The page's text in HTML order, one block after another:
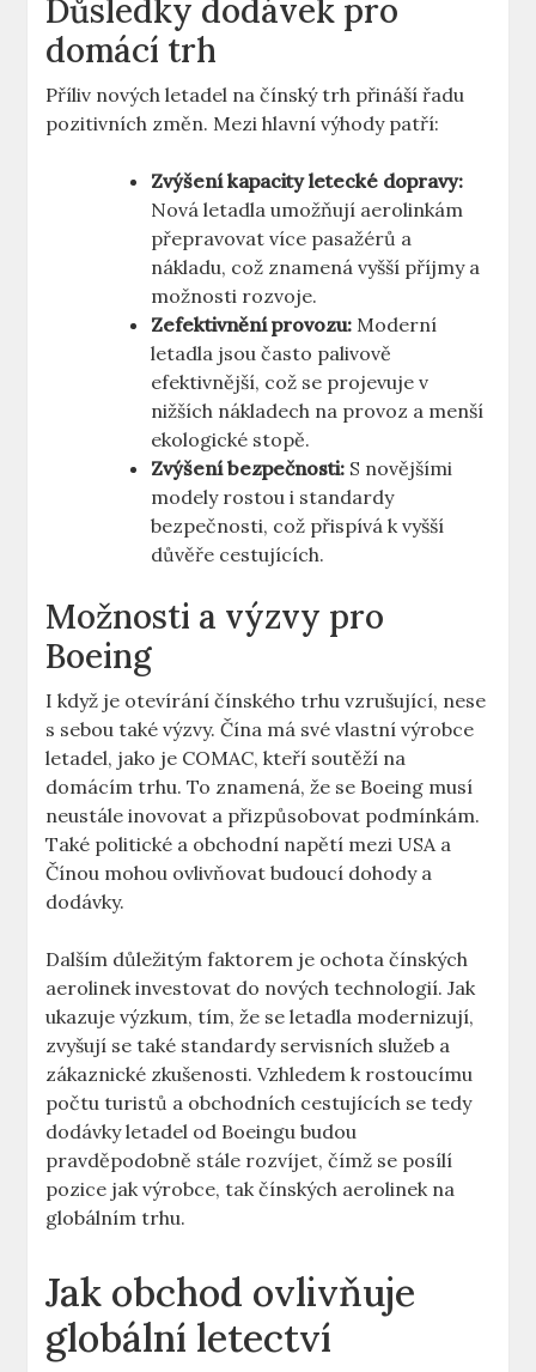
Důsledky dodávek ​pro ​
domácí trh
Příliv ⁢nových letadel na čínský trh‌ přináší řadu​
pozitivních změn.⁤ Mezi hlavní výhody patří:
Zvýšení kapacity letecké dopravy:
Nová letadla umožňují aerolinkám
přepravovat ‍více pasažérů a ​
nákladu, což ‌znamená ⁣vyšší příjmy a
‌možnosti rozvoje.
Zefektivnění ​provozu: Moderní
letadla jsou často ⁤palivově
efektivnější, což se projevuje‍ v
nižších nákladech na provoz a menší
ekologické stopě.
Zvýšení bezpečnosti: S novějšími
modely rostou i standardy
‍bezpečnosti,‌ což přispívá k⁤ vyšší
důvěře cestujících.
Možnosti a ​výzvy pro​
Boeing
I když je otevírání⁤ čínského trhu‌ vzrušující, nese
s sebou také výzvy. Čína má ‍své‌ vlastní výrobce
letadel, jako je COMAC, kteří​ soutěží na
domácím trhu. To znamená, že ‍se Boeing musí
neustále inovovat⁢ a přizpůsobovat podmínkám.
Také politické a obchodní napětí mezi USA a
Čínou mohou ovlivňovat⁣ budoucí dohody a​
dodávky.
Dalším důležitým faktorem ‍je ochota čínských⁤
aerolinek investovat do nových technologií. Jak
ukazuje výzkum, ⁣tím, že se letadla ‌modernizují,
zvyšují se také standardy servisních ‌služeb‌ a
zákaznické zkušenosti. Vzhledem k rostoucímu
počtu turistů⁣ a ⁢obchodních⁢ cestujících⁢ se‍ tedy
dodávky⁤ letadel od Boeingu budou
pravděpodobně ⁤stále rozvíjet, čímž se⁣ posílí
pozice ‌jak výrobce, ⁣tak čínských aerolinek na
‍globálním​ trhu.
Jak obchod ovlivňuje
globální letectví